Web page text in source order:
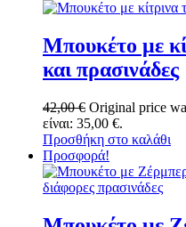
Μπουκέτο με
και πρασινάδες
42,00€ Original price
είναι: 35,00 €.
Προσθήκη στο καλάθι
Προσφορά!